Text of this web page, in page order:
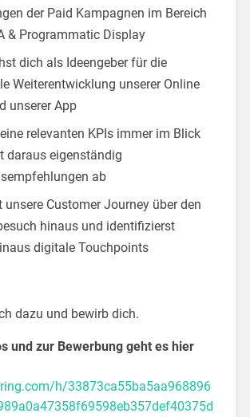
der Paid Kampagnen im Bereich
& Programmatic Display
dich als Ideengeber für die
Weiterentwicklung unserer Online
unserer App
relevanten KPIs immer im Blick
daraus eigenständig
ab
unsere Customer Journey über den
hinaus und identifizierst
digitale Touchpoints
dazu und bewirb dich.
und zur Bewerbung geht es hier
h/33873ca55ba5aa968896